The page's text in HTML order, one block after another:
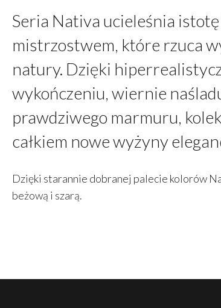
Seria Nativa ucieleśnia
mistrzostwem, które rzuca
natury. Dzięki
wykończeniu, wiernie
prawdziwego marmuru,
całkiem nowe wyżyny
Dzięki starannie dobranej palecie kolorów
beżową i szarą.